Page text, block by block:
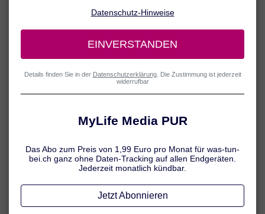
einschiessen können, wie etwa bei einem Hexenschuss. Des
Weiteren können Verspannungen im Rücken z. B. auch
Bewegungseinschränkungen nach sich ziehen.
Verspannter Rücken: Das passiert im
Muskel
Muskelverspannungen im Rücken können verschiedene Ursachen
Sitzen) oder Stress bedingt. Gut zu wissen: Mit dem Begriff
Muskelverspannung wird eine Situation bezeichnet, in der die
dauerhaften Anspannung erhöht ist. In der betroffenen Muskulatur
kommt es zu folgenden Veränderungen: leinsten Entzündungen